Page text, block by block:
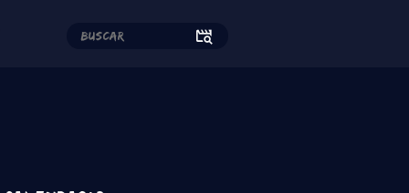
sociales